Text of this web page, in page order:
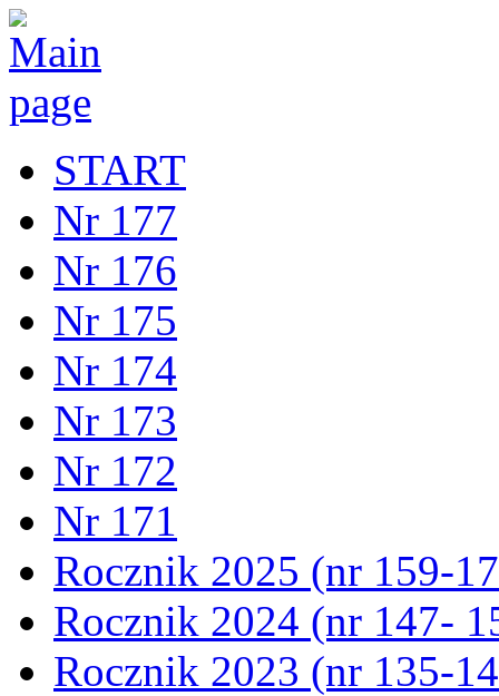
START
Nr 177
Nr 176
Nr 175
Nr 174
Nr 173
Nr 172
Nr 171
Rocznik 2025 (nr 159-
Rocznik 2024 (nr 147-
Rocznik 2023 (nr 135-